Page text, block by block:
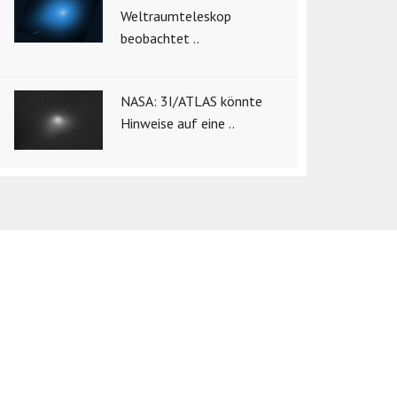
Weltraumteleskop
beobachtet ..
NASA: 3I/ATLAS könnte
Hinweise auf eine ..